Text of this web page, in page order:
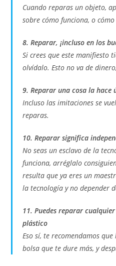
Cuando reparas un objeto,
sobre cómo funciona, o
8. Reparar, ¡incluso en los
Si crees que este manifiesto
olvídalo. Esto no va de
9. Reparar una cosa la hace
Incluso las imitaciones se
reparas.
10. Reparar significa
No seas un esclavo de la
funciona, arréglalo
resulta que ya eres un
la tecnología y no depender
11. Puedes reparar
plástico
Eso sí, te recomendamos
bolsa que te dure más, y